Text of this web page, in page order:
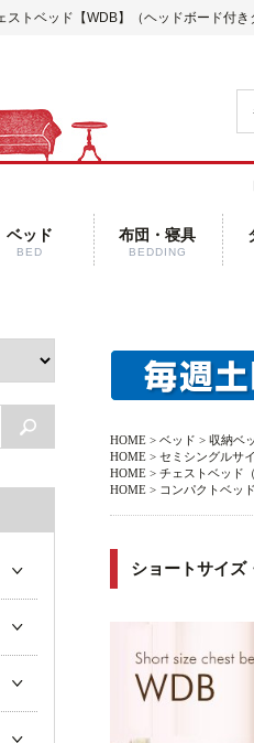
ストベッド【WDB】（ヘッドボード付き
ベッド
BED
布団・寝具
BEDDING
HOME > ベッド > 収納ベ
HOME > セミシングルサ
HOME > チェストベッド
HOME > コンパクトベッ
ショートサイズ